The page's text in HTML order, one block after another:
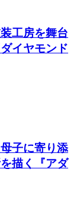
工房を舞台
イヤモンド
子に寄り添
描く『アダ